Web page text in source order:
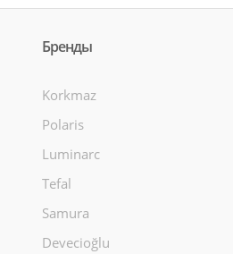
Бренды
Korkmaz
Polaris
Luminarc
Tefal
Samura
Devecioğlu